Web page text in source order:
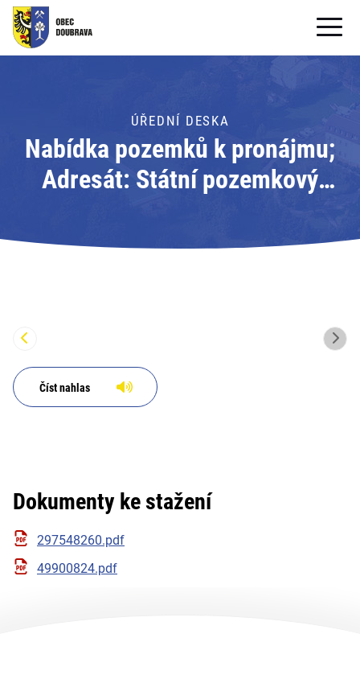
OBECNÍ ÚŘAD
PRO OBČANY
Formuláře ke stažení
PRO TURISTY
ÚŘEDNÍ DESKA
Nabídka pozemků k pronájmu;
Adresát: Státní pozemkový
Číst nahlas
Dokumenty ke stažení
297548260.pdf
49900824.pdf